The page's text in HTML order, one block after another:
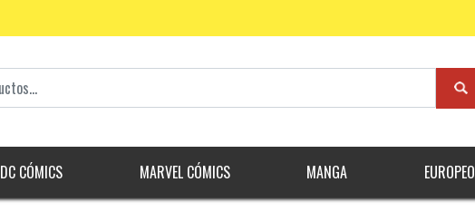
DC CÓMICS MARVEL CÓMICS MANGA EUROPEO